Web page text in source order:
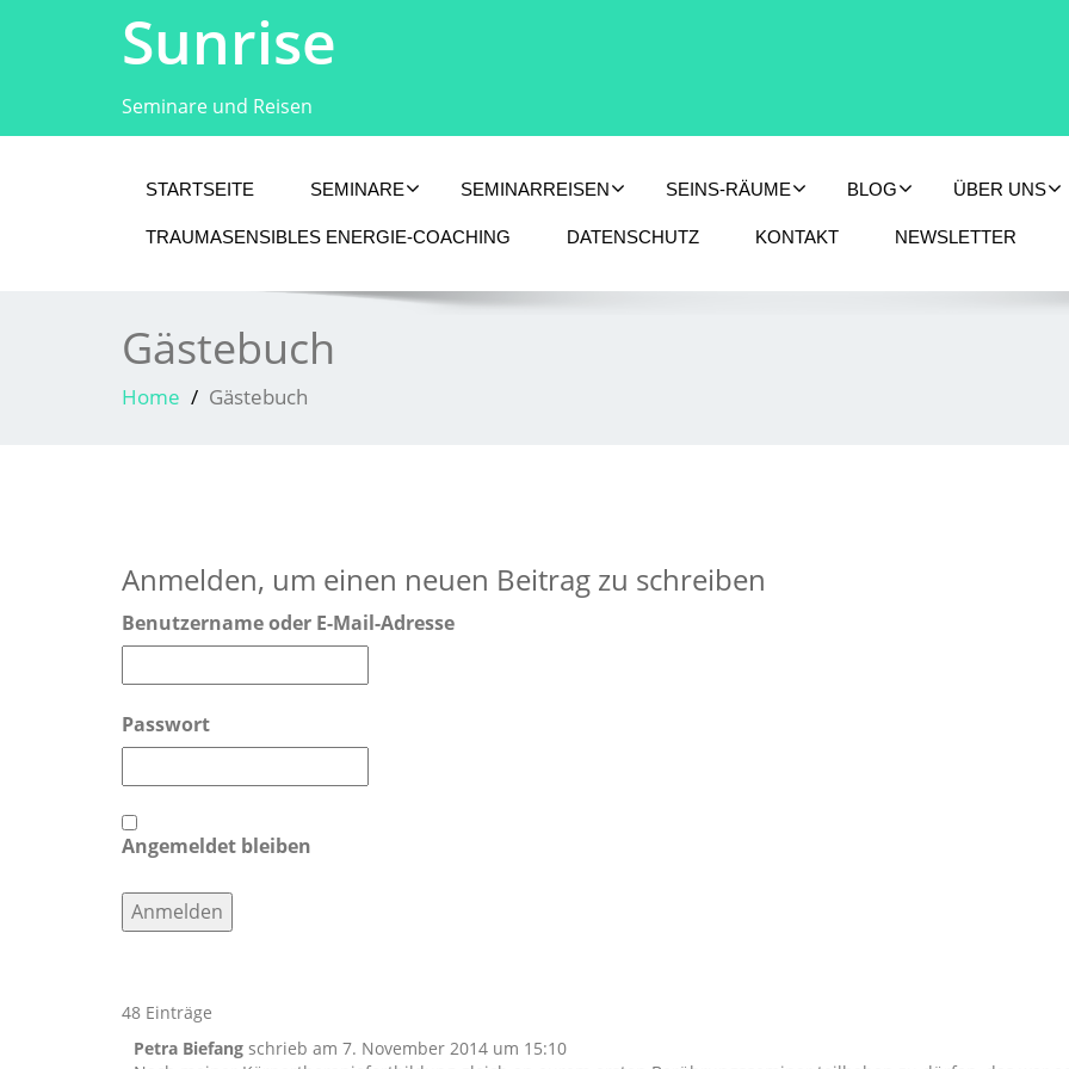
Sunrise
Seminare und Reisen
STARTSEITE SEMINARE SEMINARREISEN SEINS-RÄUME BLOG ÜBER UNS
TRAUMASENSIBLES ENERGIE-COACHING DATENSCHUTZ KONTAKT NEWSLETTER
Gästebuch
Home Gästebuch
Anmelden, um einen neuen Beitrag zu schreiben
Benutzername oder E-Mail-Adresse
Passwort
Angemeldet bleiben
48 Einträge
Petra Biefang schrieb am 7. November 2014 um 15:10